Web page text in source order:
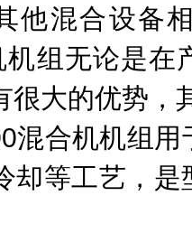
他混合设备
组无论是在
很大的优势，
混合机机组
却等工艺，